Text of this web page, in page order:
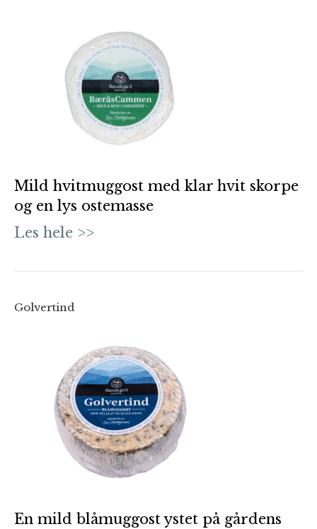
Mild hvitmuggost med klar hvit skorpe
og en lys ostemasse
Les hele >>
Golvertind
En mild blåmuggost ystet på gårdens